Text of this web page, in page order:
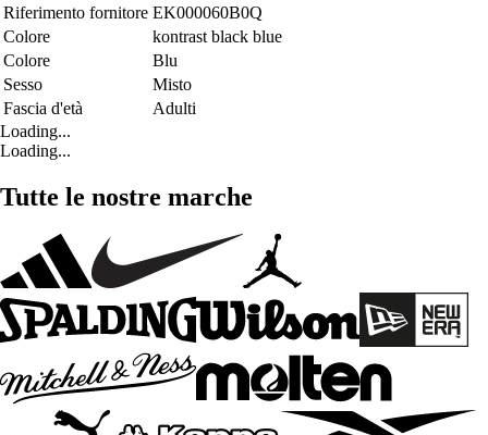
Riferimento fornitore EK000060B0Q
Colore
kontrast black blue
Colore
Blu
Sesso
Misto
Fascia d'età
Adulti
Loading...
Loading...
Tutte le nostre marche